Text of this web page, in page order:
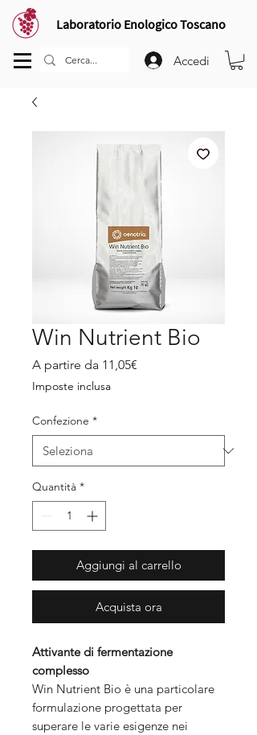
Laboratorio Enologico Toscano
Accedi
Win Nutrient Bio
A partire da 11,05€
Imposte inclusa
Confezione *
Quantità *
Aggiungi al carrello
Acquista ora
Attivante di fermentazione
complesso
Win Nutrient Bio è una particolare
formulazione progettata per
superare le varie esigenze nei